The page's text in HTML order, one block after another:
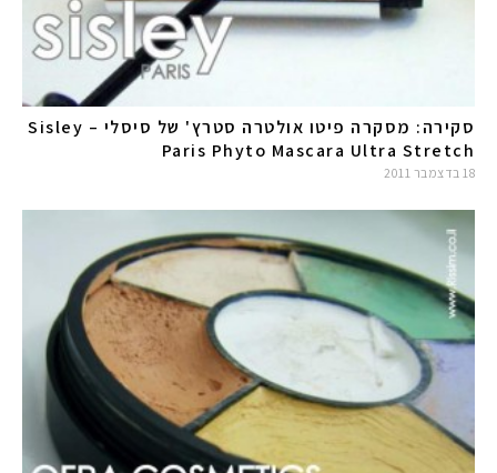
סקירה: מסקרה פיטו אולטרה סטרץ' של סיסלי – Sisley
Paris Phyto Mascara Ultra Stretch
18 בדצמבר 2011